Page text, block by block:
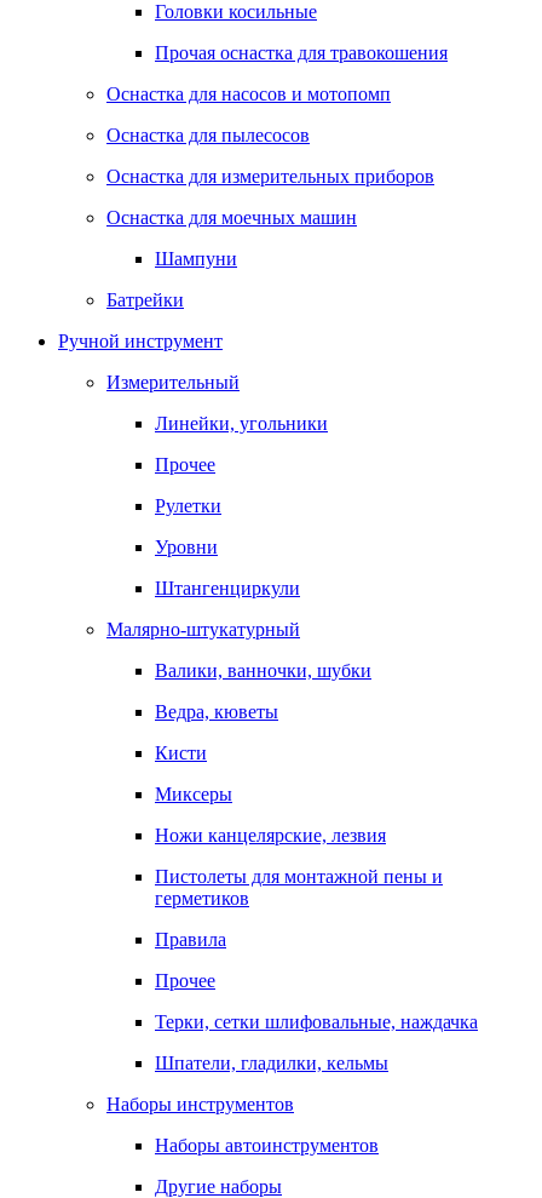
Головки косильные
Прочая оснастка для травокошения
Оснастка для насосов и мотопомп
Оснастка для пылесосов
Оснастка для измерительных приборов
Оснастка для моечных машин
Шампуни
Батрейки
Ручной инструмент
Измерительный
Линейки, угольники
Прочее
Рулетки
Уровни
Штангенциркули
Малярно-штукатурный
Валики, ванночки, шубки
Ведра, кюветы
Кисти
Миксеры
Ножи канцелярские, лезвия
Пистолеты для монтажной пены и
герметиков
Правила
Прочее
Терки, сетки шлифовальные, наждачка
Шпатели, гладилки, кельмы
Наборы инструментов
Наборы автоинструментов
Другие наборы